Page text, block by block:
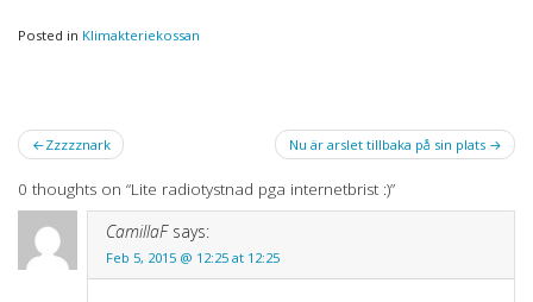
sist, men tangenterna på
Posted in Klimakteriekossan
Post
navigation
Zzzzznark Nu är arslet tillbaka på sin plats
0 thoughts on “Lite radiotystnad pga internetbrist :)”
CamillaF says:
Feb 5, 2015 @ 12:25 at 12:25